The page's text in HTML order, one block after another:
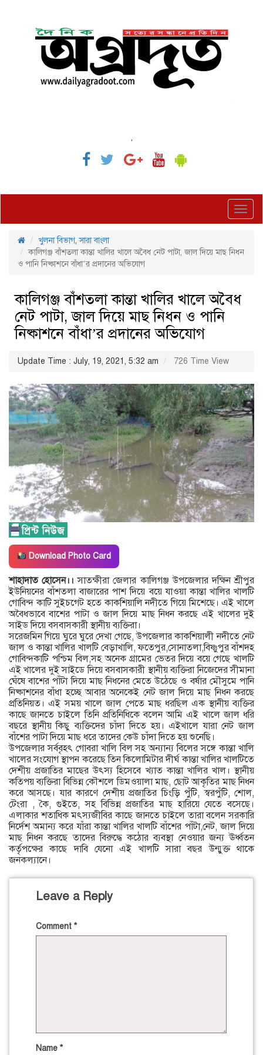
,
খুলনা বিভাগ,সারা বাংলা
কালিগঞ্জ বাঁশতলা কান্তা খালির খালে অবৈধ নেট পাটা, জাল দিয়ে মাছ নিধন
ও পানি নিষ্কাশনে বাঁধা’র প্রদানের অভিযোগ
কালিগঞ্জ বাঁশতলা কান্তা খালির খালে অবৈধ
নেট পাটা, জাল দিয়ে মাছ নিধন ও পানি
নিষ্কাশনে বাঁধা’র প্রদানের অভিযোগ
Update Time : July, 19, 2021, 5:32 am 726 Time View
Download Photo Card
শাহাদাত হোসেন।।সাতক্ষীরা জেলার কালিগঞ্জ উপজেলার দক্ষিন শ্রীপুর
ইউনিয়নের বাঁশতলা বাজারের পাশ দিয়ে বয়ে যাওয়া কান্তা খালির খালটি
গোবিন্দ কাটি সুইচগেট হতে কাকশিয়ালি নদীতে গিয়ে মিশেছে। এই খালে
অবৈধভাবে বাশের পাটা ও জাল দিয়ে মাছ নিধন করছে এই খালের দুই
সাইড দিয়ে বসবাসকারী স্থানীয় ব্যক্তিরা।
সরেজমিন গিয়ে ঘুরে ঘুরে দেখা গেছে, উপজেলার কাকশিয়ালী নদীতে নেট
জাল ও কান্তা খালির খালটি বেড়াখালি, ফতেপুর,সোনাতলা,বিষ্ণুপুর বাঁশদহ
গোবিন্দকাটি পশ্চিম বিল,সহ অনেক গ্রামের ভেতর দিয়ে বয়ে গেছে খালটি
এই খালের দুই সাইডে দিয়ে বসবাসকারী স্থানীয় ব্যক্তিরা নিজেদের সীমানা
ঘেঁষে বাশের পাঁটা দিয়ে মাছ নিধনের মেতে উঠেছে ও বর্ষার মৌসুমে পানি
নিষ্কাশনের বাঁধা হচ্ছে আবার অনেকেই নেট জাল দিয়ে মাছ নিধন করছে
প্রতিনিয়ত। এই সময় খালে জাল পেতে মাছ ধরছিল এক স্থানীয় ব্যক্তির
কাছে জানতে চাইলে তিনি প্রতিনিধিকে বলেন আমি এই খালে জাল ধরি
বছরে স্থানীয় কিছু ব্যক্তিদের চাঁদা দিতে হয়। এইখালে যারা নেট জাল
বাঁশের পাটা দিয়ে মাছ ধরে তাদের কেউ চাঁদা দিতে হয় শুনেছি।
উপজেলার সর্ববৃহৎ গোবরা খালি বিল সহ অন্যান্য বিলের সঙ্গে কান্তা খালি
খালের সংযোগ স্থাপন করেছে তিন কিলোমিটার দীর্ঘ কান্তা খালির খালটিতে
দেশীয় প্রজাতির মাছের উৎস্য হিসেবে খ্যাত কান্তা খালির খাল। স্থানীয়
কতিপয় ব্যক্তিরা বিভিন্ন কৌশলে ডিমওয়ালা মাছ, ছোট আকৃতির মাছ নিধন
করে আসছে। যার কারণে দেশীয় প্রজাতির চিংড়ি পুঁটি, স্বরপুঁটি, শোল,
টেংরা , কৈ, গুইতে, সহ বিভিন্ন প্রজাতির মাছ হারিয়ে যেতে বসেছে।
এলাকার শতাধিক মৎস্যজীবির কাছে জানতে চাইলে তারা বলেন সরকারি
নির্দেশ অমান্য করে যাঁরা কান্তা খালির খালটি বাঁশের পাঁটা,নেট, জাল দিয়ে
মাছ নিধন করছে তাদের বিরুদ্ধে কঠোর ব্যবস্থা নেওয়ার জন্য ঊর্ধ্বতন
কর্তৃপক্ষের কাছে দাবি যেনো এই খালটি সারা বছর উন্মুক্ত থাকে
জনকল্যানে।
Leave a Reply
Comment *
Name *